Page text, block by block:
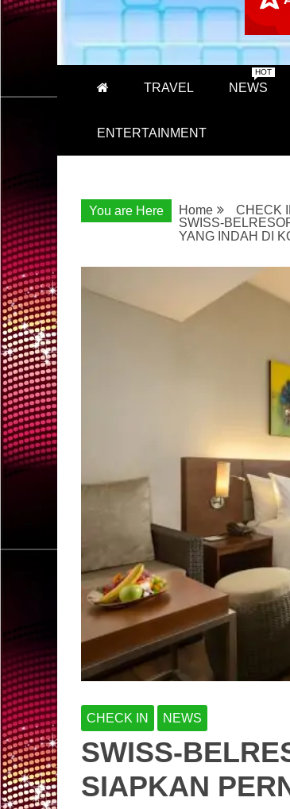
TRAVEL NEWS
HOT
ENTERTAINMENT
You are Here Home
CHECK
SWISS-
YANG INDAH DI
CHECK IN NEWS
SWISS-
SIAPKAN